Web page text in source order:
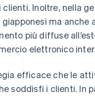
Inoltre, nella
ma anche
più diffuse
elettronico
efficace che le
soddisfi i clienti. In